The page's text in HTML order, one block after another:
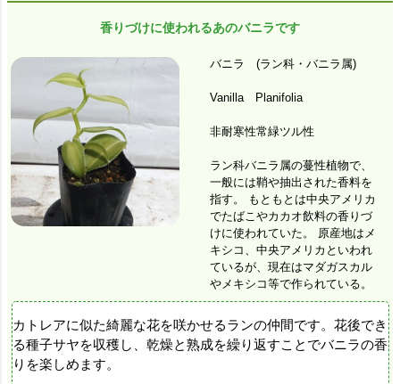
香りづけに使われるあのバニラです
バニラ (ラン科・バニラ属)
Vanilla Planifolia
非耐寒性常緑ツル性
ラン科バニラ属の蔓性植物で、
一般には鞘や抽出された香料を
指す。 もともとは中央アメリカ
でたばこやカカオ飲料の香りづ
けに使われていた。 原産地はメ
キシコ、中央アメリカといわれ
ているが、現在はマダガスカル
やメキシコ等で作られている。
カトレアに似た綺麗な花を咲かせるランの仲間です。花後でき
る種子サヤを収穫し、乾燥と熟成を繰り返すことでバニラの香
りを楽しめます。